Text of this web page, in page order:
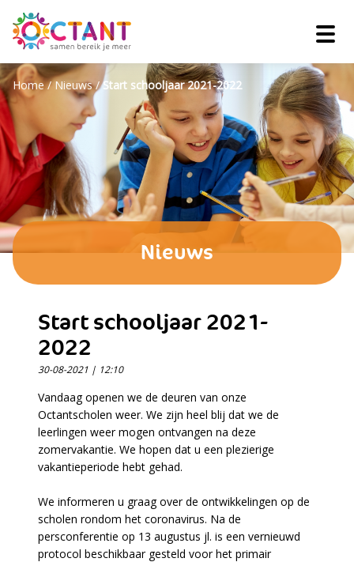
Home/Nieuws/Start schooljaar 2021-2022
Nieuws
Start schooljaar 2021-
2022
30-08-2021 | 12:10
Vandaag openen we de deuren van onze
Octantscholen weer. We zijn heel blij dat we de
leerlingen weer mogen ontvangen na deze
zomervakantie. We hopen dat u een plezierige
vakantieperiode hebt gehad.
We informeren u graag over de ontwikkelingen op de
scholen rondom het coronavirus. Na de
persconferentie op 13 augustus jl. is een vernieuwd
protocol beschikbaar gesteld voor het primair